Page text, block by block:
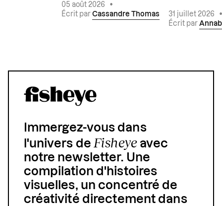
05 août 2026
•
Écrit par Cassandre Thomas 31 juillet 2026
Écrit par
Immergez-vous dans
l'univers de Fisheyeavec
notre newsletter. Une
compilation d'histoires
visuelles, un concentré de
créativité directement dans